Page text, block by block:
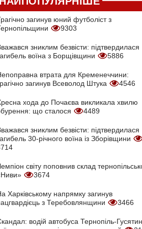
загинув юний футболіст з
9303
зниклим безвісти: підтвердилася
воїна з Борщівщини
5886
втрата для Кременеччини:
загинув Всеволод Штука
4546
хода до Почаєва викликала хвилю
що сталося
4489
зниклим безвісти: підтвердилася
30-річного воїна із Зборівщини
світу поповнив склад
3674
Харківському напрямку загинув
з Теребовлянщини
3466
водій автобуса Тернопіль-Гусятин